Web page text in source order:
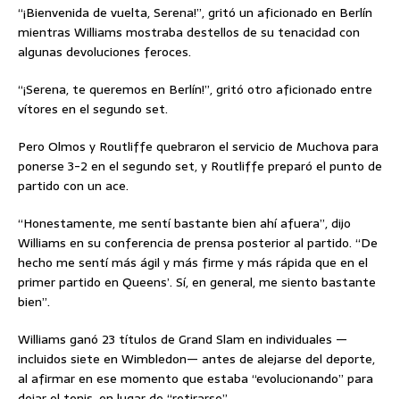
“¡Bienvenida de vuelta, Serena!”, gritó un aficionado en Berlín
mientras Williams mostraba destellos de su tenacidad con
algunas devoluciones feroces.
“¡Serena, te queremos en Berlín!”, gritó otro aficionado entre
vítores en el segundo set.
Pero Olmos y Routliffe quebraron el servicio de Muchova para
ponerse 3-2 en el segundo set, y Routliffe preparó el punto de
partido con un ace.
“Honestamente, me sentí bastante bien ahí afuera”, dijo
Williams en su conferencia de prensa posterior al partido. “De
hecho me sentí más ágil y más firme y más rápida que en el
primer partido en Queens’. Sí, en general, me siento bastante
bien”.
Williams ganó 23 títulos de Grand Slam en individuales —
incluidos siete en Wimbledon— antes de alejarse del deporte,
al afirmar en ese momento que estaba “evolucionando” para